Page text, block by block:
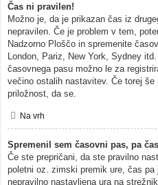
Čas ni pravilen!
Možno je, da je prikazan čas iz
nepravilen. Če je problem v tem,
Nadzorno Ploščo in spremenite
London, Pariz, New York, Sydney
časovnega pasu možno le za
večino ostalih nastavitev. Če torej
priložnost, da se.
Na vrh
Spremenil sem časovni pas, pa
Če ste prepričani, da ste pravilno
poletni oz. zimski premik ure, čas
nepravilno nastavljena ura na